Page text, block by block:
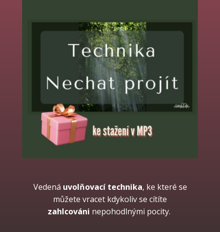
Vedená uvolňovací technika, ke které se
můžete vracet kdykoliv se cítíte
zahlcováni nepohodlnými pocity.